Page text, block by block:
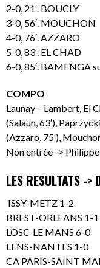
2-0, 21′. BOUCLY
3-0, 56′. MOUCHON
4-0, 76′. AZZARO
5-0, 83′. EL CHAD
6-0, 85′. BAMENGA
COMPO
Launay – Lambert, El
(Salaun, 63′),
(Azzaro, 75′),
Non entrée ->
LES RESULTATS ->
ISSY-METZ 1-2
BREST-ORLEANS 1-1
LOSC-LE MANS 6-0
LENS-NANTES 1-0
CA PARIS-SAINT